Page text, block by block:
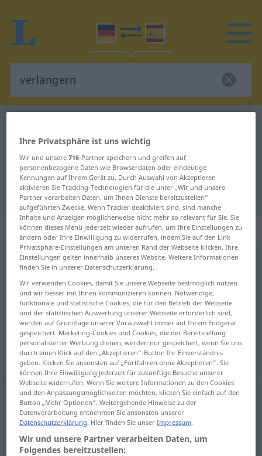
Deutsch-Spanisch Übersetzung für
"verlängern"
"verlängern" Spanisch Übersetzung
„verlängern“: transitives Verb
verlängernv/t <ohnege>
Übersicht aller Übersetzungen
(Für mehr Details die Übersetzung anklicken/antippen)
alargar, prolongar prorrogar, renovar
alargar, hacer que cunda
alargar verlängern
prolongar (a/c) verlängern umetwasStrecke,
Ihre Privatsphäre ist uns wichtig
Wir und unsere716-Partner speichern und greifen auf
personenbezogene Daten wie Browserdaten oder eindeutige
Kennungen auf Ihrem Gerät zu. Durch Auswahl von Akzeptieren
aktivieren Sie Tracking-Technologien für die unter „Wir und unsere
Partner verarbeiten Daten, um Ihnen Dienste bereitzustellen“
aufgeführten Zwecke. Wenn Tracker deaktiviert sind, sind manche
Inhalte und Anzeigen möglicherweise nicht mehr so relevant für Sie. Sie
können dieses Menü jederzeit wieder aufrufen, um Ihre Einstellungen zu
ändern oder Ihre Einwilligung zu widerrufen, indem Sie auf den Link
Privatsphäre-Einstellungen am unteren Rand der Webseite klicken. Ihre
Einstellungen gelten innerhalb unseres Website. Weitere Informationen
finden Sie in unserer Datenschutzerklärung.
Wir verwenden Cookies, damit Sie unsere Webseite bestmöglich nutzen
und wir besser mit Ihnen kommunizieren können. Notwendige,
funktionale und statistische Cookies, die für den Betrieb der Webseite
und der statistischen Auswertung unserer Webseite erforderlich sind,
werden auf Grundlage unserer Vorauswahl immer auf Ihrem Endgerät
gespeichert. Marketing-Cookies und Cookies, die der Bereitstellung
personalisierter Werbung dienen, werden nur gespeichert, wenn Sie uns
durch einen Klick auf den „Akzeptieren“-Button Ihr Einverständnis
geben. Klicken Sie ansonsten auf „Fortfahren ohne Akzeptieren“. Sie
können Ihre Einwilligung jederzeit für zukünftige Besuche unserer
Webseite widerrufen. Wenn Sie weitere Informationen zu den Cookies
und den Anpassungsmöglichkeiten möchten, klicken Sie einfach auf den
Button „Mehr Optionen“. Weitergehende Hinweise zu der
Datenverarbeitung entnehmen Sie ansonsten unserer
Datenschutzerklärung. Hier finden Sie unserImpressum.
Wir und unsere Partner verarbeiten Daten, um
Folgendes bereitzustellen: